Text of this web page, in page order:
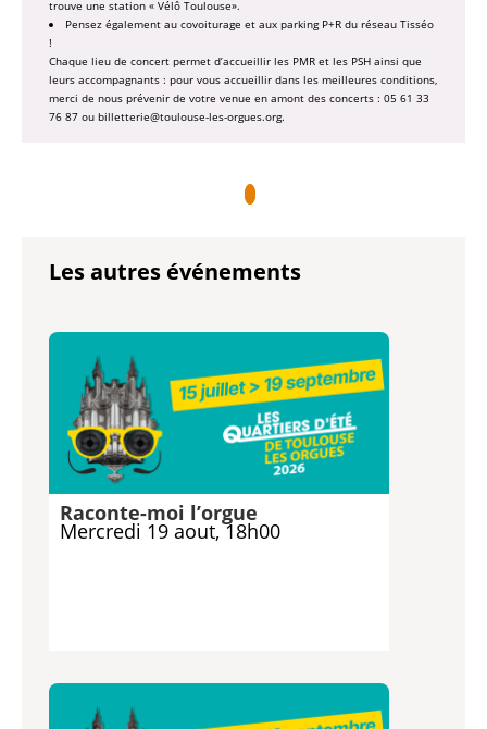
trouve une station « Vélô Toulouse».
Pensez également au covoiturage et aux parking P+R du réseau Tisséo
!
Chaque lieu de concert permet d’accueillir les PMR et les PSH ainsi que
leurs accompagnants : pour vous accueillir dans les meilleures conditions,
merci de nous prévenir de votre venue en amont des concerts : 05 61 33
76 87 ou billetterie@toulouse-les-orgues.org.
Les autres événements
Raconte-moi l’orgue
Mercredi 19 aout, 18h00